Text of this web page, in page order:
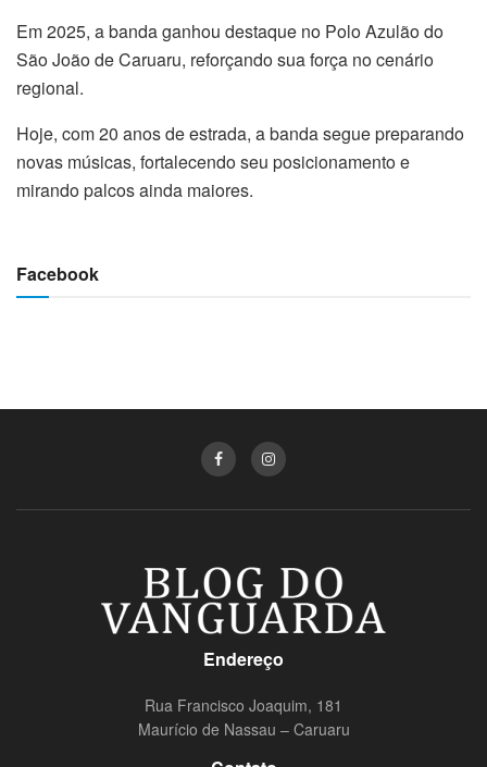
Em 2025, a banda ganhou destaque no Polo Azulão do
São João de Caruaru, reforçando sua força no cenário
regional.
Hoje, com 20 anos de estrada, a banda segue preparando
novas músicas, fortalecendo seu posicionamento e
mirando palcos ainda maiores.
Facebook
Endereço
Rua Francisco Joaquim, 181
Maurício de Nassau – Caruaru